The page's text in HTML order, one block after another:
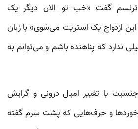
ترنسم گفت «خب تو الان دیگر یک
ازدواج یک استریت می‌شوی» با زبان
ندارد که پناهنده باشم و می‌توانم به
جنسیت یا تغییر امیال درونی و گرایش
و حرف‌هایی که پشت سرم گفته